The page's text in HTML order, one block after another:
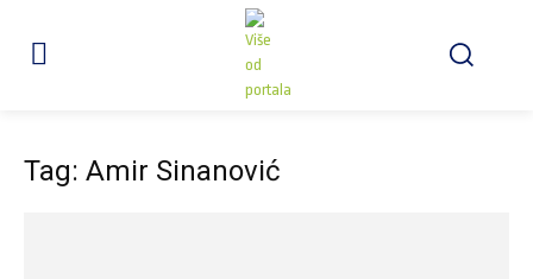
Tag: Amir Sinanović